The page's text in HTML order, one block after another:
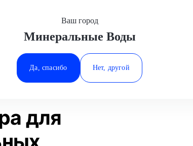
Минеральные Воды
Ростов-на-Дону
Ставрополь
Ваш город
Минеральные Воды
Да, спасибо Нет, другой
Снятие защиты картера Mitsubishi
Статьи
для